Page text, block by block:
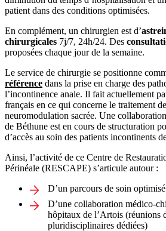
patient dans des conditions optimisées.
En complément, un chirurgien est d’
chirurgicales 7j/7, 24h/24. Des
proposées chaque jour de la semaine.
Le service de chirurgie se positionne
référence dans la prise en charge des
l’incontinence anale. Il fait actuellement
français en ce qui concerne le traitement
neuromodulation sacrée. Une
de Béthune est en cours de structuration
d’accès au soin des patients incontinents
Ainsi, l’activité de ce Centre de
Périnéale (RESCAPE) s’articule autour :
D’un parcours de soin
D’une collaboration médico-
hôpitaux de l’Artois (réunions
pluridisciplinaires dédiées)